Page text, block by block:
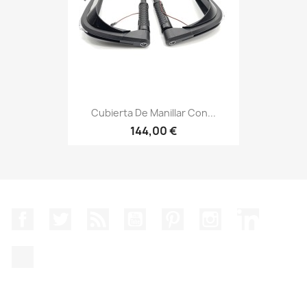
Cubierta De Manillar Con...
144,00 €